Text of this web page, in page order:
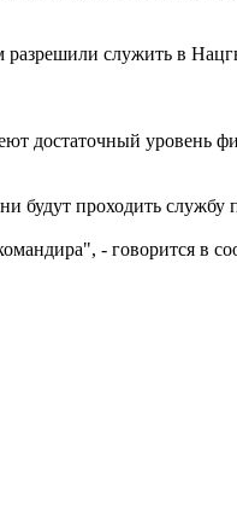
разрешили служить в
достаточный уровень
будут проходить службу
- говорится в